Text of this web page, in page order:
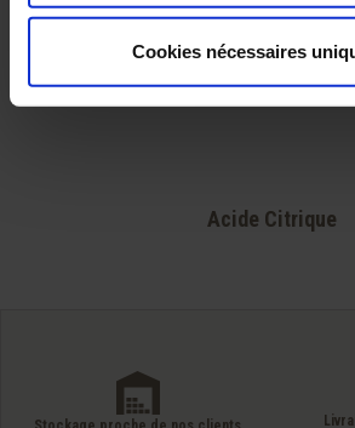
Cookies nécessaires
Acide Citrique